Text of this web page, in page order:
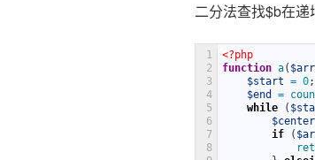
二分法查找$b在
1
2
3
4
5
6
7
8
<?php
function a( $arr
$start = 0;
$end
=
while
(
$center
if
(